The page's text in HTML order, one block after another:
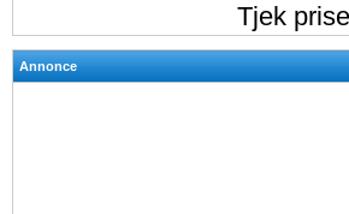
Tjek
Annonce